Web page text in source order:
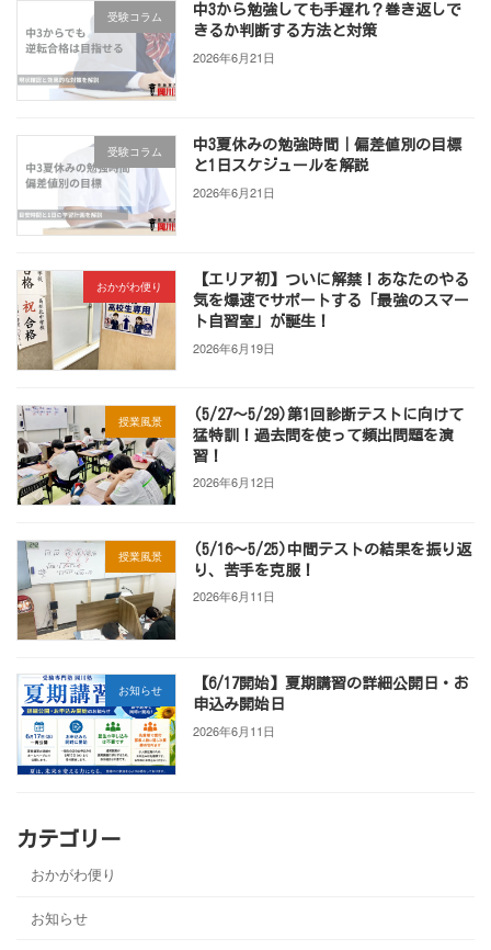
受験コラム
中3から勉強しても手遅れ？巻き返しで
きるか判断する方法と対策
2026年6月21日
受験コラム
中3夏休みの勉強時間｜偏差値別の目標
と1日スケジュールを解説
2026年6月21日
おかがわ便り
【エリア初】ついに解禁！あなたのやる
気を爆速でサポートする「最強のスマー
ト自習室」が誕生！
2026年6月19日
授業風景
(5/27～5/29)第1回診断テストに向けて
猛特訓！過去問を使って頻出問題を演
習！
2026年6月12日
授業風景
(5/16～5/25)中間テストの結果を振り返
り、苦手を克服！
2026年6月11日
お知らせ
【6/17開始】夏期講習の詳細公開日・お
申込み開始日
2026年6月11日
カテゴリー
おかがわ便り
お知らせ